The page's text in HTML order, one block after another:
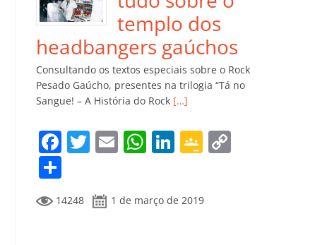
k ss
ro
o
m
h
ar
templo dos
headbangers gaúchos
Consultando os textos especiais sobre o Rock
Pesado Gaúcho, presentes na trilogia “Tá no
Sangue! – A História do Rock […]
F
e
T
itt
er
E
l
W
s
Li
e
G
gl
o
m
14248 1 de março de 2019